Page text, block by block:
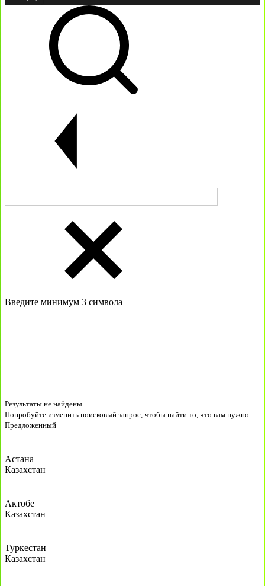
Введите минимум 3 символа
Результаты не найдены
Попробуйте изменить поисковый запрос, чтобы найти то, что вам нужно.
Предложенный
Астана
Казахстан
Актобе
Казахстан
Туркестан
Казахстан